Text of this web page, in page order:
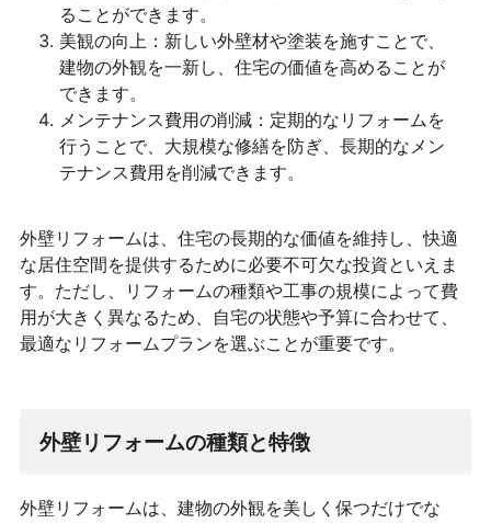
ることができます。
美観の向上：新しい外壁材や塗装を施すことで、
建物の外観を一新し、住宅の価値を高めることが
できます。
メンテナンス費用の削減：定期的なリフォームを
行うことで、大規模な修繕を防ぎ、長期的なメン
テナンス費用を削減できます。
外壁リフォームは、住宅の長期的な価値を維持し、快適
な居住空間を提供するために必要不可欠な投資といえま
す。ただし、リフォームの種類や工事の規模によって費
用が大きく異なるため、自宅の状態や予算に合わせて、
最適なリフォームプランを選ぶことが重要です。
外壁リフォームの種類と特徴
外壁リフォームは、建物の外観を美しく保つだけでな